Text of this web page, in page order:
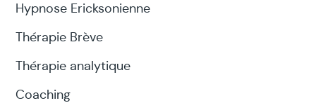
Hypnose Ericksonienne
Thérapie Brève
Thérapie analytique
Coaching